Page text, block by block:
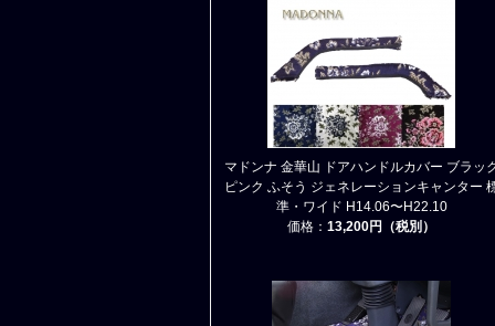
マドンナ 金華山 ドアハンドルカバー ブラッ
ピンク ふそう ジェネレーションキャンター
準・ワイド H14.06〜H22.10
価格： 13,200円（税別）